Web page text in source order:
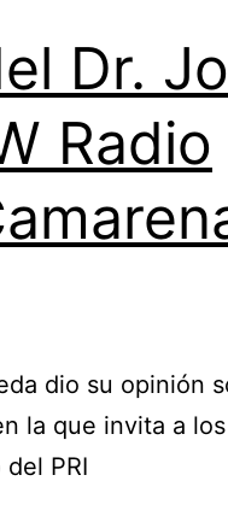
Dr.
Radio
dio su opinión
la que invita a los
PRI